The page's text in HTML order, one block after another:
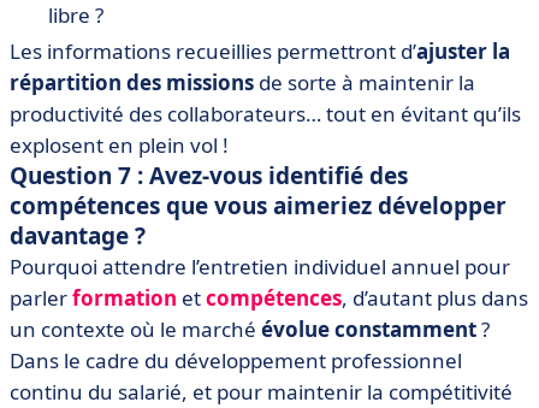
libre ?
Les informations recueillies permettront d’ajuster la
répartition des missions de sorte à maintenir la
productivité des collaborateurs… tout en évitant qu’ils
explosent en plein vol !
Question 7 : Avez-vous identifié des
compétences que vous aimeriez développer
davantage ?
Pourquoi attendre l’entretien individuel annuel pour
parlerformation etcompétences, d’autant plus dans
un contexte où le marché évolue constamment?
Dans le cadre du développement professionnel
continu du salarié, et pour maintenir la compétitivité